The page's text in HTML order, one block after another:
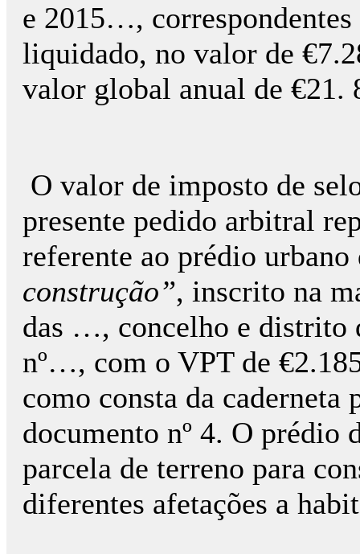
e 2015…, correspondentes
liquidado, no valor de
valor global anual de €21.
O valor de imposto de
presente pedido arbitral
referente ao prédio urbano
construção”, inscrito na
das …, concelho e distrito
nº…, com o VPT de
como consta da caderneta
documento nº 4. O prédio
parcela de terreno para
diferentes afetações a